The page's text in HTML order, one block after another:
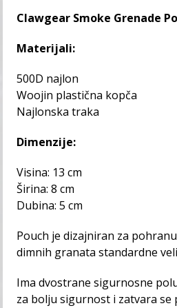
Clawgear Smoke Grenade
Materijali:
500D najlon
Woojin plastična kopča
Najlonska traka
Dimenzije:
Visina: 13 cm
Širina: 8 cm
Dubina: 5 cm
Pouch je dizajniran za
dimnih granata standardne
Ima dvostrane sigurnosne
za bolju sigurnost i zatvara se